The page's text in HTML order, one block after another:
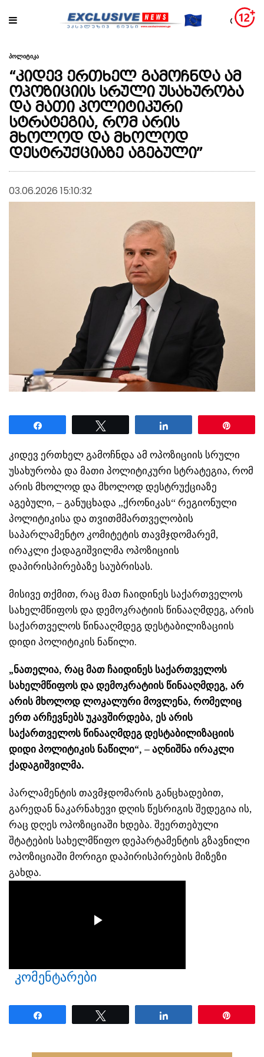
პოლიტიკა
“კიდევ ერთხელ გამოჩნდა ამ
ოპოზიციის სრული უსახურობა
და მათი პოლიტიკური
სტრატეგია, რომ არის
მხოლოდ და მხოლოდ
დესტრუქციაზე აგებული”
03.06.2026 15:10:32
კიდევ ერთხელ გამოჩნდა ამ ოპოზიციის სრული
უსახურობა და მათი პოლიტიკური სტრატეგია, რომ
არის მხოლოდ და მხოლოდ დესტრუქციაზე
აგებული, – განუცხადა „ქრონიკას“ რეგიონული
პოლიტიკისა და თვითმმართველობის
საპარლამენტო კომიტეტის თავმჯდომარემ,
ირაკლი ქადაგიშვილმა ოპოზიციის
დაპირისპირებაზე საუბრისას.
მისივე თქმით, რაც მათ ჩაიდინეს საქართველოს
სახელმწიფოს და დემოკრატიის წინააღმდეგ, არის
საქართველოს წინააღმდეგ დესტაბილიზაციის
დიდი პოლიტიკის ნაწილი.
„ნათელია, რაც მათ ჩაიდინეს საქართველოს
სახელმწიფოს და დემოკრატიის წინააღმდეგ, არ
არის მხოლოდ ლოკალური მოვლენა, რომელიც
ერთ არჩევნებს უკავშირდება, ეს არის
საქართველოს წინააღმდეგ დესტაბილიზაციის
დიდი პოლიტიკის ნაწილი“, – აღნიშნა ირაკლი
ქადაგიშვილმა.
პარლამენტის თავმჯდომარის განცხადებით,
გარედან ნაკარნახევი დღის წესრიგის შედეგია ის,
რაც დღეს ოპოზიციაში ხდება. შეერთებული
შტატების სახელმწიფო დეპარტამენტის გზავნილი
ოპოზიციაში მორიგი დაპირისპირების მიზეზი
გახდა.
კომენტარები